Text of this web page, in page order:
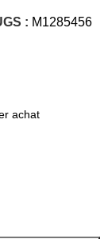
: M1285456
achat